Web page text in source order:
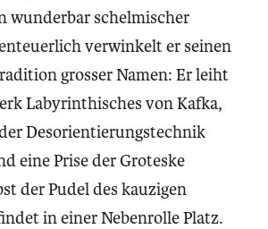
wunderbar schelmischer
verwinkelt er seinen
grosser Namen: Er leiht
Labyrinthisches von Kafka,
Desorientierungstechnik
eine Prise der Groteske
der Pudel des kauzigen
in einer Nebenrolle Platz.